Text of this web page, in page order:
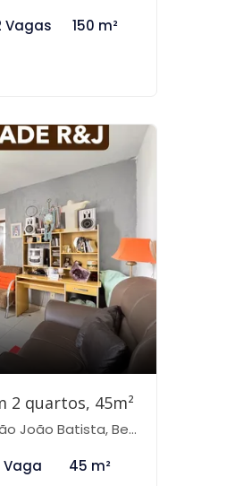
Vagas 150 m²
2 quartos, 45m²
Belo Horizonte-MG
Vaga 45 m²